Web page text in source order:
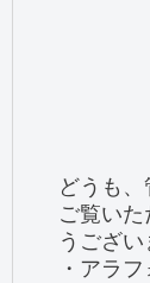
どうも、
ご覧い
うござい
・アラ